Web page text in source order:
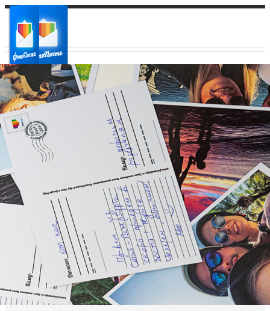
Ваш город:
Ваш регион доставки
Выберите из списка: